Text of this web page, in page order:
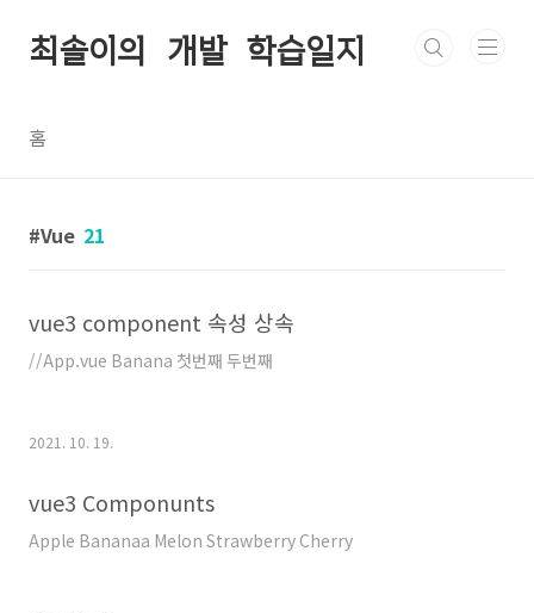
최솔이의 개발 학습일지
홈
Vue 21
vue3 component 속성 상속
//App.vue Banana 첫번째 두번째
2021. 10. 19.
vue3 Componunts
Apple Bananaa Melon Strawberry Cherry